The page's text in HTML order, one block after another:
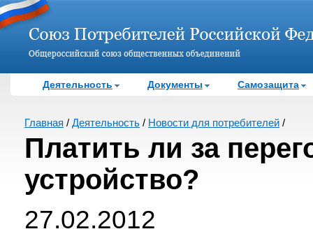
Деятельность Документы Самозащита
Главная / Деятельность / Новости для потребителей /
Платить ли за
устройство?
27.02.2012